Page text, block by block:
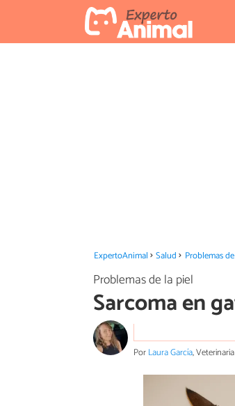
ExpertoAnimal Salud Problemas
Problemas de la piel
Sarcoma en
PorLaura García,